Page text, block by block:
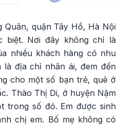
Quân, quận Tây Hồ, Hà Nội
biệt. Nơi đây không chỉ là
nhiều khách hàng có nhu
địa chỉ nhân ái, đem đến
cho một số bạn trẻ, quê ở
Thào Thị Di, ở huyện Nậm
trong số đó. Em được sinh
chị em. Bố mẹ không có